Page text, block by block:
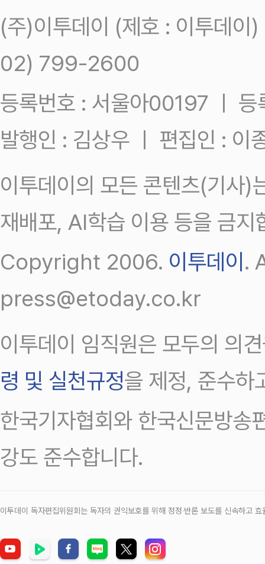
(주)이투데이 (제호 : 이투데
02) 799-2600
등록번호 : 서울아00197 ㅣ
발행인 : 김상우 ㅣ 편집인 : 이
이투데이의 모든 콘텐츠(기사)
재배포, AI학습 이용 등을 금지
Copyright 2006. 이투데이.
press@etoday.co.kr
이투데이 임직원은 모두의 의
령 및 실천규정을 제정, 준수하
한국기자협회와 한국신문방송
강도 준수합니다.
이투데이 독자편집위원회는 독자의 권익보호를 위해 정정‧반론 보도를 신속하고